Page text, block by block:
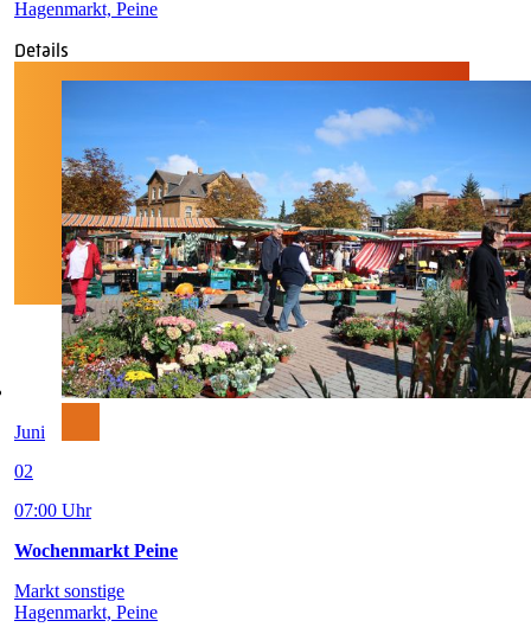
Hagenmarkt, Peine
Details
Juni
02
07:00 Uhr
Wochenmarkt Peine
Markt sonstige
Hagenmarkt, Peine